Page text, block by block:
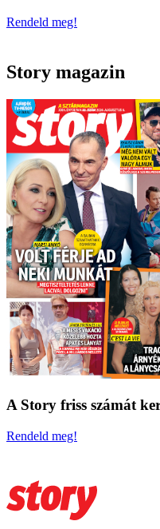
Rendeld meg!
Story magazin
A Story friss számát
Rendeld meg!